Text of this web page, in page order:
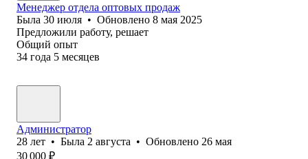
Менеджер отдела оптовых продаж
Была 30 июля • Обновлено 8 мая 2025
Предложили работу, решает
Общий опыт
34 года 5 месяцев
Администратор
28 лет • Была 2 августа • Обновлено 26 мая
30 000 ₽